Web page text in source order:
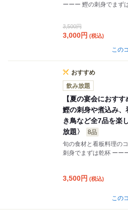
ーーー 鰹の刺身でまずは乾杯 ーーー１品物ーーー みん
ーーー 当店看板のあご出汁おでん、手打ち焼き鳥、特製
えんなすび餃子 ーーー〆ーーー 〆は香ばしい匂いがたま
らないソース焼きそば！ ※18時30分を越えてスタート
の場合通常3500円にな
3,500円
3,000円 (税込)
この
おすすめ
飲み放題
【夏の宴会におす
鰹の刺身や煮込み
き鳥など全7品を楽
放題〉
8品
旬の食材と看板料理のコース！ ーーー魚料
刺身でまずは乾杯 ーーー１品物ーーー みんな大好き鶏の
看板のあご出汁おでん
餃子 ーーー〆ーーー 〆は香ばしい匂いがたまらないソー
3,500円 (税込)
この